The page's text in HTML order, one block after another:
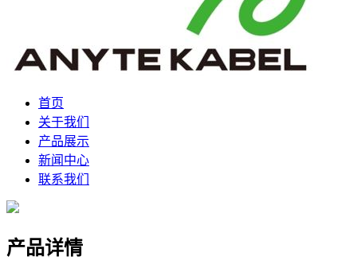
首页
关于我们
产品展示
新闻中心
联系我们
产品详情